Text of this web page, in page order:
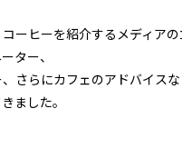
ーヒーを紹介するメディア
ター、
さらにカフェのアドバイス
ました。